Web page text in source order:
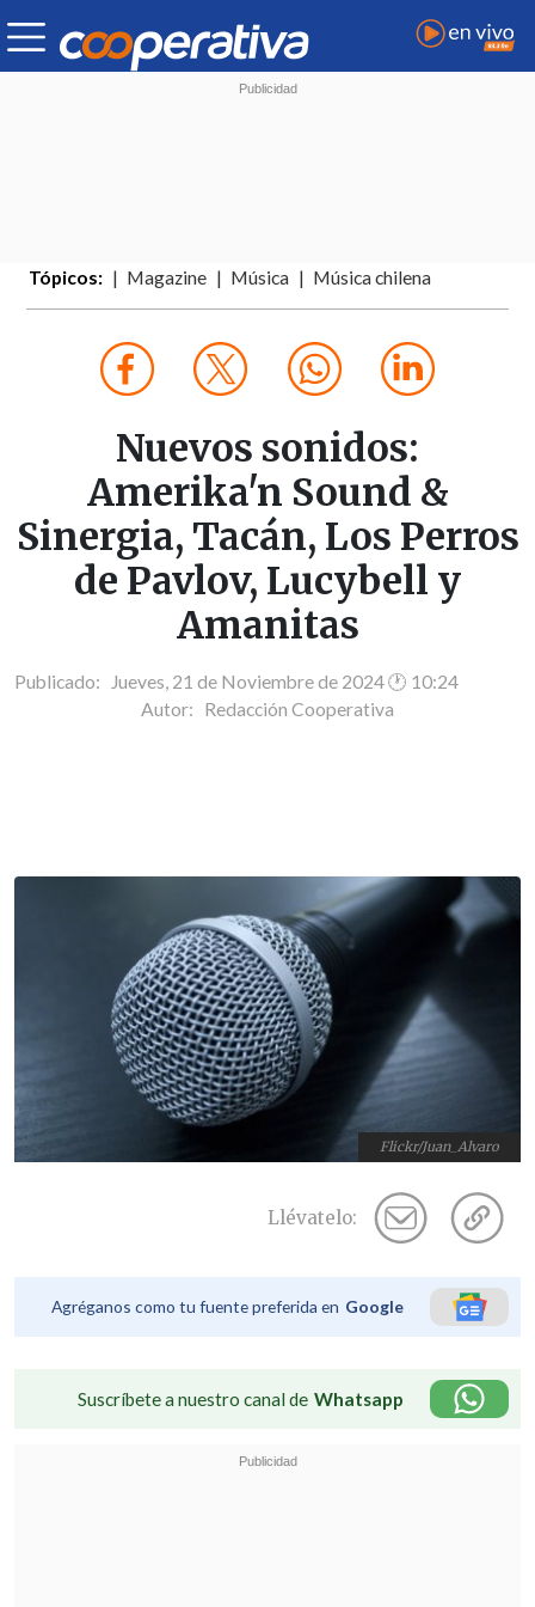
Tópicos: Magazine Música Música chilena
Nuevos sonidos:
Amerika'n Sound &
Sinergia, Tacán, Los Perros
de Pavlov, Lucybell y
Amanitas
Publicado: Jueves, 21 de Noviembre de 2024 🕐 10:24
Autor: Redacción Cooperativa
Flickr/Juan_Alvaro
Llévatelo:
Agréganos como tu fuente preferida en Google
Suscríbete a nuestro canal de Whatsapp